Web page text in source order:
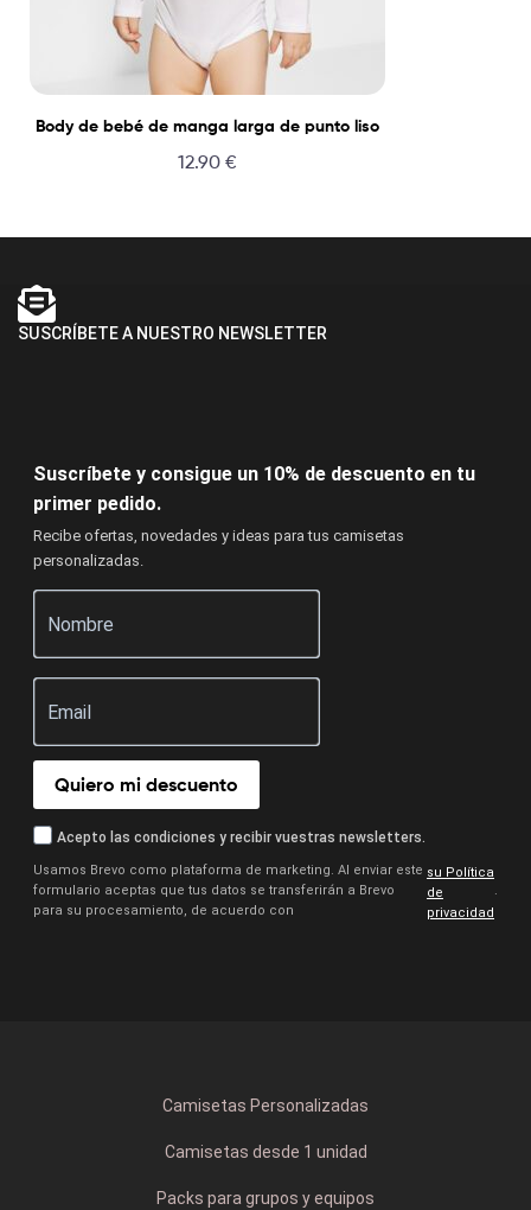
Body de bebé de manga larga de punto liso
12.90 €
SUSCRÍBETE A NUESTRO NEWSLETTER
Suscríbete y consigue un 10% de descuento en tu
primer pedido.
Recibe ofertas, novedades y ideas para tus camisetas
personalizadas.
Quiero mi descuento
Acepto las condiciones y recibir vuestras newsletters.
Usamos Brevo como plataforma de marketing. Al enviar este
formulario aceptas que tus datos se transferirán a Brevo
para su procesamiento, de acuerdo con
su Política
de
privacidad
.
Camisetas Personalizadas
Camisetas desde 1 unidad
Packs para grupos y equipos